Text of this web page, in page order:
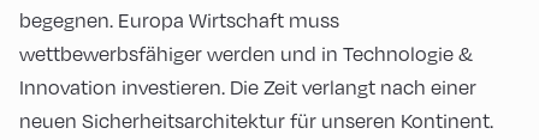
begegnen. Europa Wirtschaft muss
wettbewerbsfähiger werden und in Technologie &
Innovation investieren. Die Zeit verlangt nach einer
neuen Sicherheitsarchitektur für unseren Kontinent.